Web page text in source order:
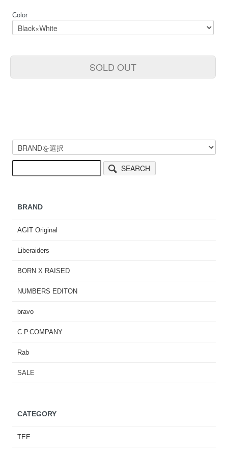
Color
SOLD OUT
SEARCH
BRAND
AGIT Original
Liberaiders
BORN X RAISED
NUMBERS EDITON
bravo
C.P.COMPANY
Rab
SALE
CATEGORY
TEE